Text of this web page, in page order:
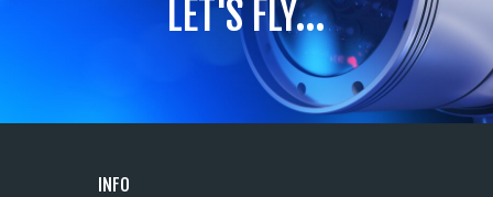
LET'S FLY...
INFO